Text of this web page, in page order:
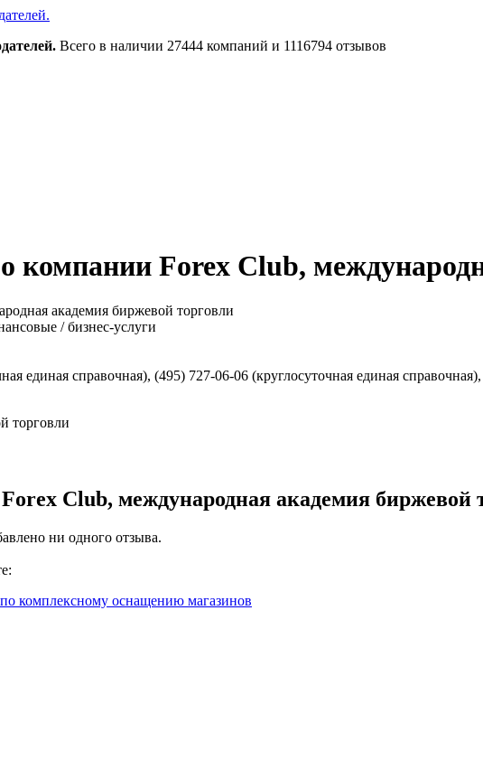
Всего в наличии 27444 компаний и 1116794 отзывов
компании Forex Club,
академия биржевой торговли
/ бизнес-услуги
единая справочная), (495) 727-06-06 (круглосуточная единая
торговли
Club, международная академия биржевой
ни одного отзыва.
комплексному оснащению магазинов